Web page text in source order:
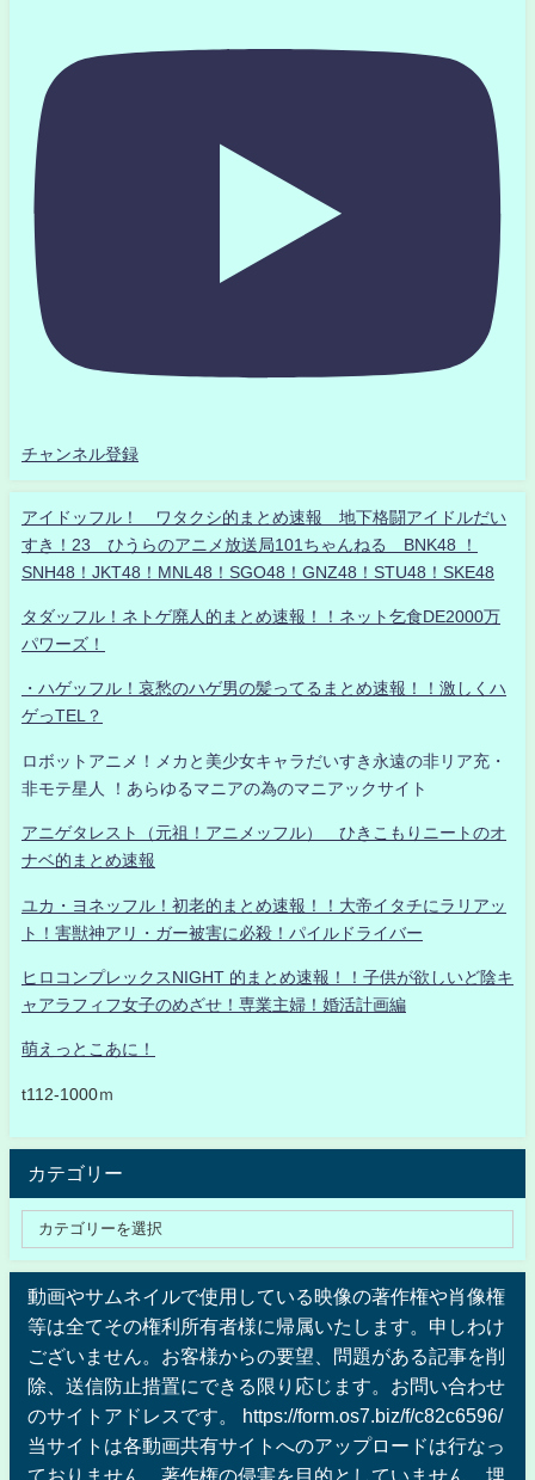
チャンネル登録
アイドッフル！ ワタクシ的まとめ速報 地下格闘アイドルだい
すき！23 ひうらのアニメ放送局101ちゃんねる BNK48 ！
SNH48！JKT48！MNL48！SGO48！GNZ48！STU48！SKE48
タダッフル！ネトゲ廃人的まとめ速報！！ネット乞食DE2000万
パワーズ！
・ハゲッフル！哀愁のハゲ男の髪ってるまとめ速報！！激しくハ
ゲっTEL？
ロボットアニメ！メカと美少女キャラだいすき永遠の非リア充・
非モテ星人 ！あらゆるマニアの為のマニアックサイト
アニゲタレスト（元祖！アニメッフル） ひきこもりニートのオ
ナベ的まとめ速報
ユカ・ヨネッフル！初老的まとめ速報！！大帝イタチにラリアッ
ト！害獣神アリ・ガー被害に必殺！パイルドライバー
ヒロコンプレックスNIGHT 的まとめ速報！！子供が欲しいど陰キ
ャアラフィフ女子のめざせ！専業主婦！婚活計画編
萌えっとこあに！
t112-1000ｍ
カテゴリー
動画やサムネイルで使用している映像の著作権や肖像権
等は全てその権利所有者様に帰属いたします。申しわけ
ございません。お客様からの要望、問題がある記事を削
除、送信防止措置にできる限り応じます。お問い合わせ
のサイトアドレスです。 https://form.os7.biz/f/c82c6596/
当サイトは各動画共有サイトへのアップロードは行なっ
ておりません、著作権の侵害を目的としていません、埋